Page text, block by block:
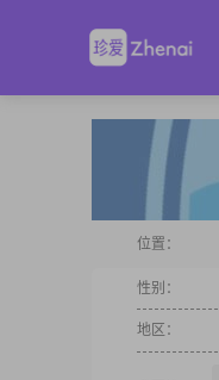
位置：
性别：
地区：